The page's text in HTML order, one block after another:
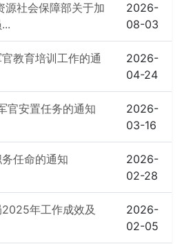
源社会保障部关于加
2026-
08-03
教育培训工作的通
2026-
04-24
官安置任务的通知
2026-
03-16
任命的通知
2026-
02-28
年工作成效及
2026-
02-05